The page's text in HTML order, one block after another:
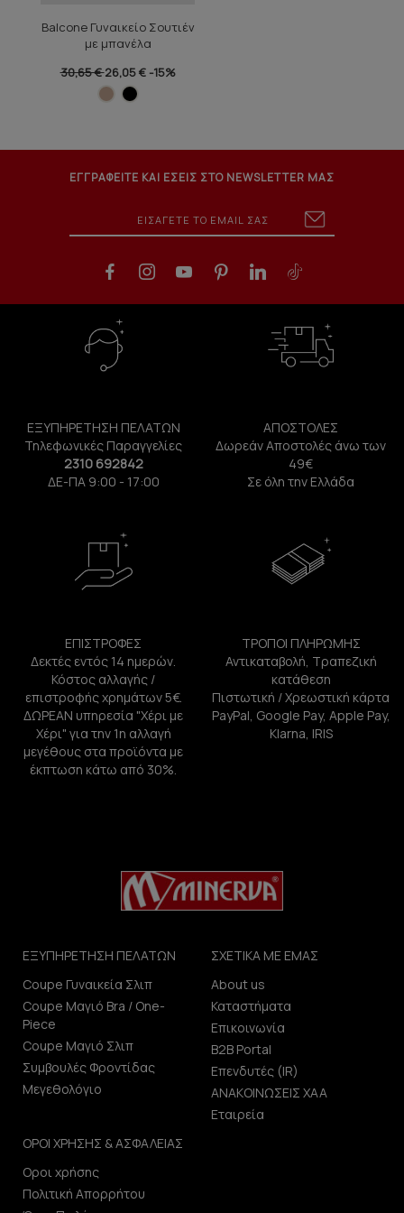
Balcone Γυναικείο Σουτιέν
με μπανέλα
30,65 €26,05 € -15%
ΕΓΓΡΑΦΕΙΤΕ ΚΑΙ ΕΣΕΙΣ ΣΤΟ NEWSLETTER ΜΑΣ
ΕΞΥΠΗΡΕΤΗΣΗ ΠΕΛΑΤΩΝ
Τηλεφωνικές Παραγγελίες
2310 692842
ΔΕ-ΠΑ 9:00 - 17:00
ΑΠΟΣΤΟΛΕΣ
Δωρεάν Αποστολές άνω των
49€
Σε όλη την Ελλάδα
ΕΠΙΣΤΡΟΦΕΣ
Δεκτές εντός 14 ημερών.
Κόστος αλλαγής /
επιστροφής χρημάτων 5€.
ΔΩΡΕΑΝ υπηρεσία "Χέρι με
Χέρι" για την 1η αλλαγή
μεγέθους στα προϊόντα με
έκπτωση κάτω από 30%.
ΤΡΟΠΟΙ ΠΛΗΡΩΜΗΣ
Αντικαταβολή, Τραπεζική
κατάθεση
Πιστωτική / Χρεωστική κάρτα
PayPal, Google Pay, Apple Pay,
Klarna, IRIS
ΕΞΥΠΗΡΕΤΗΣΗ ΠΕΛΑΤΩΝ
Coupe Γυναικεία Σλιπ
Coupe Μαγιό Bra / One-
Piece
Coupe Μαγιό Σλιπ
Συμβουλές Φροντίδας
Μεγεθολόγιο
ΣΧΕΤΙΚΑ ΜΕ ΕΜΑΣ
About us
Καταστήματα
Επικοινωνία
B2B Portal
Επενδυτές (IR)
ΑΝΑΚΟΙΝΩΣΕΙΣ ΧΑΑ
Εταιρεία
ΟΡΟΙ ΧΡΗΣΗΣ & ΑΣΦΑΛΕΙΑΣ
Οροι χρήσης
Πολιτική Απορρήτου